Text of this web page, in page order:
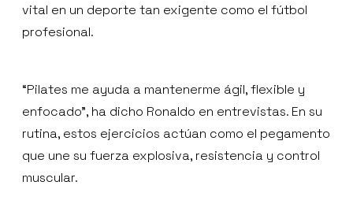
vital en un deporte tan exigente como el fútbol
profesional.
“Pilates me ayuda a mantenerme ágil, flexible y
enfocado”, ha dicho Ronaldo en entrevistas. En su
rutina, estos ejercicios actúan como el pegamento
que une su fuerza explosiva, resistencia y control
muscular.